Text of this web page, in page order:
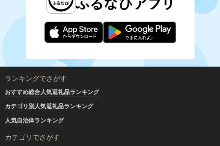
ランキングでさがす
おすすめ総合人気返礼品ランキング
カテゴリ別人気返礼品ランキング
人気自治体ランキング
カテゴリでさがす